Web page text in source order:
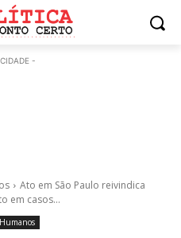
-
Ato em São Paulo reivindica
em casos...